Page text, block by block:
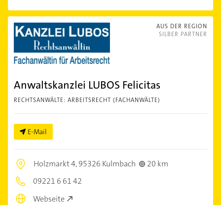
AUS DER REGION
SILBER PARTNER
Anwaltskanzlei LUBOS Felicitas
RECHTSANWÄLTE: ARBEITSRECHT (FACHANWÄLTE)
E-Mail
Holzmarkt 4,95326 Kulmbach
20 km
09221 6 61 42
Webseite